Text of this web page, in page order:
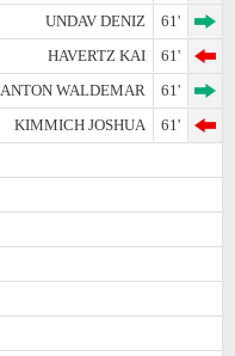
UNDAV DENIZ
61'
HAVERTZ KAI
61'
ANTON WALDEMAR
61'
KIMMICH JOSHUA
61'